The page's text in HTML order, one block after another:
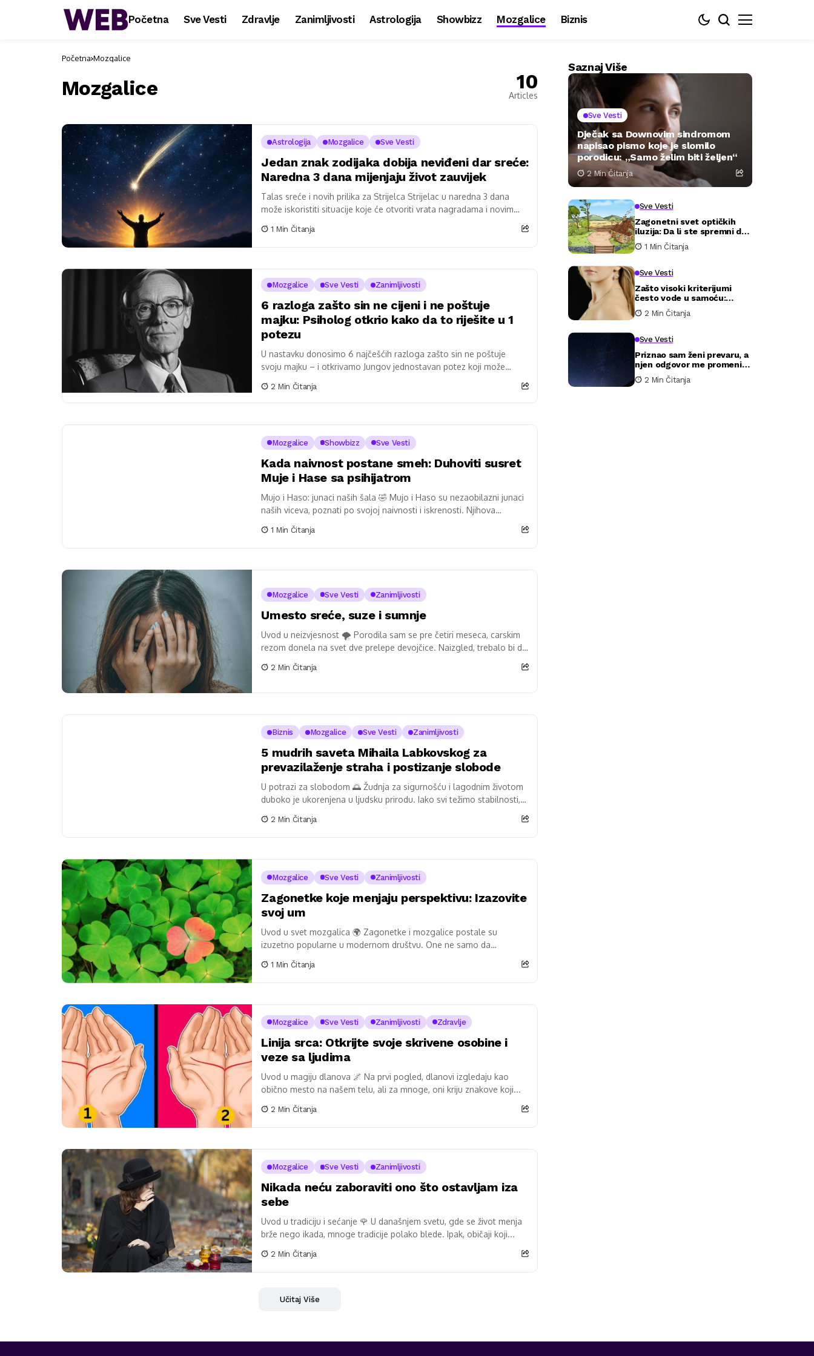
Početna Sve Vesti Zdravlje Zanimljivosti Astrologija Showbizz Mozgalice Biznis
Početna Mozgalice
Mozgalice 10
Articles
Astrologija Mozgalice Sve Vesti
Jedan znak zodijaka dobija neviđeni dar sreće:
Naredna 3 dana mijenjaju život zauvijek
Talas sreće i novih prilika za Strijelca Strijelac u naredna 3 dana
može iskoristiti situacije koje će otvoriti vrata nagradama i novim
1 Min Čitanja
Mozgalice Sve Vesti Zanimljivosti
6 razloga zašto sin ne cijeni i ne poštuje
majku: Psiholog otkrio kako da to riješite u 1
potezu
U nastavku donosimo 6 najčešćih razloga zašto sin ne poštuje
svoju majku – i otkrivamo Jungov jednostavan potez koji može
2 Min Čitanja
Mozgalice Showbizz Sve Vesti
Kada naivnost postane smeh: Duhoviti susret
Muje i Hase sa psihijatrom
Mujo i Haso: junaci naših šala 🤣 Mujo i Haso su nezaobilazni junaci
naših viceva, poznati po svojoj naivnosti i iskrenosti. Njihova
1 Min Čitanja
Mozgalice Sve Vesti Zanimljivosti
Umesto sreće, suze i sumnje
Uvod u neizvjesnost 🌪️ Porodila sam se pre četiri meseca, carskim
rezom donela na svet dve prelepe devojčice. Naizgled, trebalo bi da
2 Min Čitanja
Biznis Mozgalice Sve Vesti Zanimljivosti
5 mudrih saveta Mihaila Labkovskog za
prevazilaženje straha i postizanje slobode
U potrazi za slobodom 🌅 Žudnja za sigurnošću i lagodnim životom
duboko je ukorenjena u ljudsku prirodu. Iako svi težimo stabilnosti,
2 Min Čitanja
Mozgalice Sve Vesti Zanimljivosti
Zagonetke koje menjaju perspektivu: Izazovite
svoj um
Uvod u svet mozgalica 🌍 Zagonetke i mozgalice postale su
izuzetno popularne u modernom društvu. One ne samo da
1 Min Čitanja
Mozgalice Sve Vesti Zanimljivosti Zdravlje
Linija srca: Otkrijte svoje skrivene osobine i
veze sa ljudima
Uvod u magiju dlanova 🌌 Na prvi pogled, dlanovi izgledaju kao
obično mesto na našem telu, ali za mnoge, oni kriju znakove koji...
2 Min Čitanja
Mozgalice Sve Vesti Zanimljivosti
Nikada neću zaboraviti ono što ostavljam iza
sebe
Uvod u tradiciju i sećanje 🌹 U današnjem svetu, gde se život menja
brže nego ikada, mnoge tradicije polako blede. Ipak, običaji koji...
2 Min Čitanja
Učitaj Više
Saznaj Više
Sve Vesti
Dječak sa Downovim sindromom
napisao pismo koje je slomilo
porodicu: „Samo želim biti željen“
2 Min Čitanja
Sve Vesti
Zagonetni svet optičkih
iluzija: Da li ste spremni da
testirate svoju pažnju?
1 Min Čitanja
Sve Vesti
Zašto visoki kriterijumi
često vode u samoću:
poučna priča o očekivanjima
i stvarnosti u ljubavi
2 Min Čitanja
Sve Vesti
Priznao sam ženi prevaru, a
njen odgovor me promenio
zauvek
2 Min Čitanja